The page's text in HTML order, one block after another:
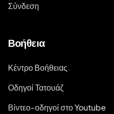
Σύνδεση
Βοήθεια
Κέντρο Βοήθειας
Οδηγοί Τατουάζ
Βίντεο-οδηγοί στο Youtube